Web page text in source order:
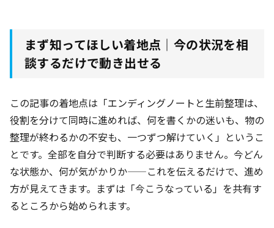
まず知ってほしい着地点｜今の状況を相
談するだけで動き出せる
この記事の着地点は「エンディングノートと生前整理は、
役割を分けて同時に進めれば、何を書くかの迷いも、物の
整理が終わるかの不安も、一つずつ解けていく」というこ
とです。全部を自分で判断する必要はありません。今どん
な状態か、何が気がかりか——これを伝えるだけで、進め
方が見えてきます。まずは「今こうなっている」を共有す
るところから始められます。